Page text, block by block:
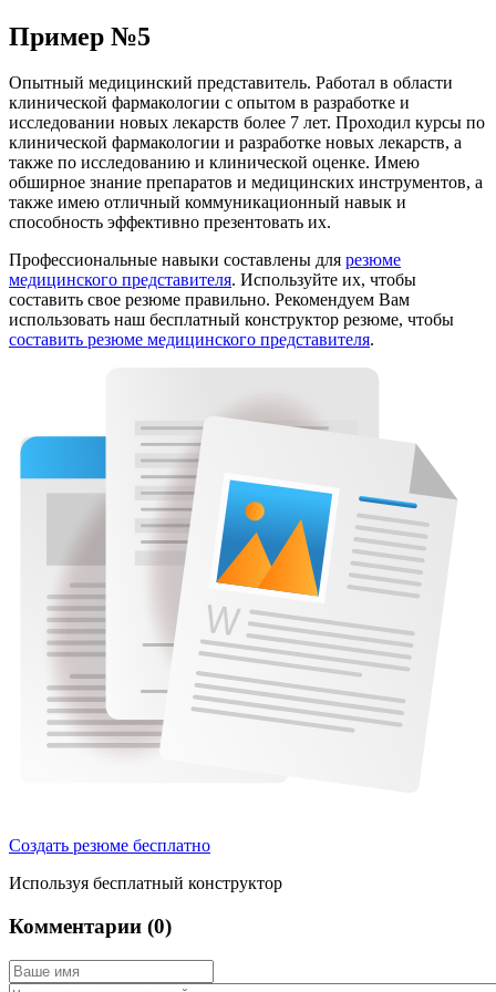
Пример №5
Опытный медицинский представитель. Работал в области
клинической фармакологии с опытом в разработке и
исследовании новых лекарств более 7 лет. Проходил курсы по
клинической фармакологии и разработке новых лекарств, а
также по исследованию и клинической оценке. Имею
обширное знание препаратов и медицинских инструментов, а
также имею отличный коммуникационный навык и
способность эффективно презентовать их.
Профессиональные навыки составлены для резюме
медицинского представителя. Используйте их, чтобы
составить свое резюме правильно. Рекомендуем Вам
использовать наш бесплатный конструктор резюме, чтобы
составить резюме медицинского представителя.
Создать резюме бесплатно
Используя бесплатный конструктор
Комментарии (0)